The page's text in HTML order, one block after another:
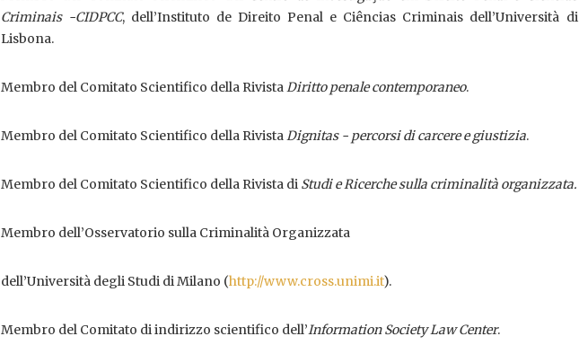
Criminais -CIDPCC, dell’Instituto de Direito Penal e Ciências Criminais dell’Università di
Lisbona.
Membro del Comitato Scientifico della RivistaDiritto penale contemporaneo.
Membro del Comitato Scientifico della RivistaDignitas - percorsi di carcere e giustizia.
Membro del Comitato Scientifico della Rivista di Studi e Ricerche sulla criminalità organizzata.
Membro dell’Osservatorio sulla Criminalità Organizzata
dell’Università degli Studi di Milano (http://www.cross.unimi.it).
Membro del Comitato di indirizzo scientifico dell’Information Society Law Center.